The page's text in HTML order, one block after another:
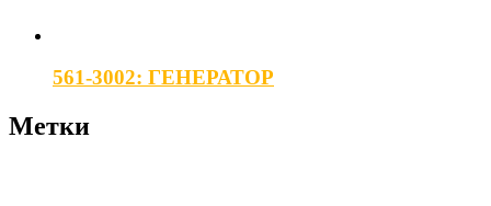
561-3002: ГЕНЕРАТОР
Метки